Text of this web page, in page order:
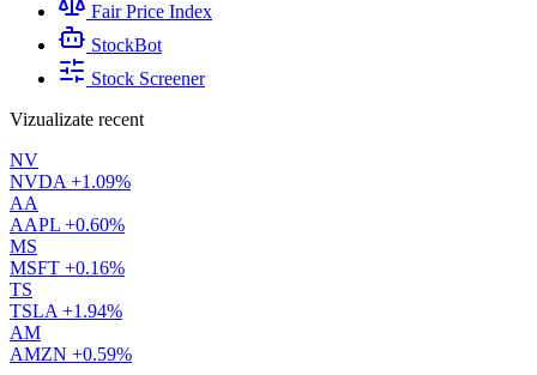
Fair Price Index
StockBot
Stock Screener
Vizualizate recent
NV
NVDA +1.09%
AA
AAPL +0.60%
MS
MSFT +0.16%
TS
TSLA +1.94%
AM
AMZN +0.59%